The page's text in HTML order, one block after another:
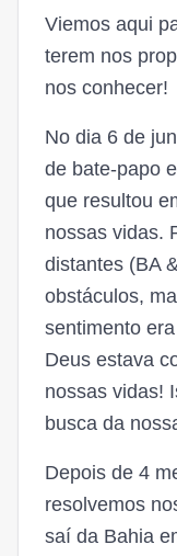
Viemos aqui
terem nos
nos conhecer!
No dia 6 de
de bate-papo
que resultou
nossas vidas.
distantes (BA
obstáculos,
sentimento
Deus estava
nossas vidas!
busca da
Depois de 4
resolvemos
saí da Bahia